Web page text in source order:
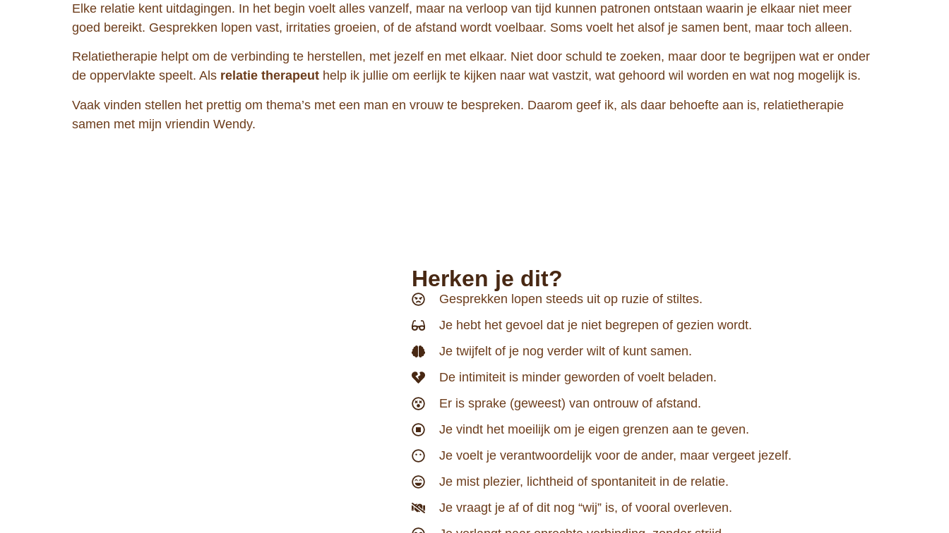
Elke relatie kent uitdagingen. In het begin voelt alles vanzelf, maar na verloop van tijd kunnen patronen ontstaan waarin je elkaar niet meer
goed bereikt. Gesprekken lopen vast, irritaties groeien, of de afstand wordt voelbaar. Soms voelt het alsof je samen bent, maar toch alleen.
Relatietherapie helpt om de verbinding te herstellen, met jezelf en met elkaar. Niet door schuld te zoeken, maar door te begrijpen wat er onder
de oppervlakte speelt. Als relatie therapeut help ik jullie om eerlijk te kijken naar wat vastzit, wat gehoord wil worden en wat nog mogelijk is.
Vaak vinden stellen het prettig om thema’s met een man en vrouw te bespreken. Daarom geef ik, als daar behoefte aan is, relatietherapie
samen met mijn vriendin Wendy.
Herken je dit?
Gesprekken lopen steeds uit op ruzie of stiltes.
Je hebt het gevoel dat je niet begrepen of gezien wordt.
Je twijfelt of je nog verder wilt of kunt samen.
De intimiteit is minder geworden of voelt beladen.
Er is sprake (geweest) van ontrouw of afstand.
Je vindt het moeilijk om je eigen grenzen aan te geven.
Je voelt je verantwoordelijk voor de ander, maar vergeet jezelf.
Je mist plezier, lichtheid of spontaniteit in de relatie.
Je vraagt je af of dit nog “wij” is, of vooral overleven.